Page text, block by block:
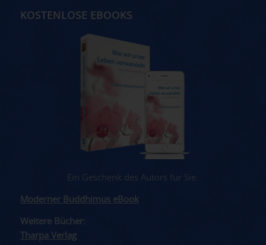
KOSTENLOSE EBOOKS
Ein Geschenk des Autors für Sie.
Moderner Buddhimus eBook
Weitere Bücher:
Tharpa Verlag